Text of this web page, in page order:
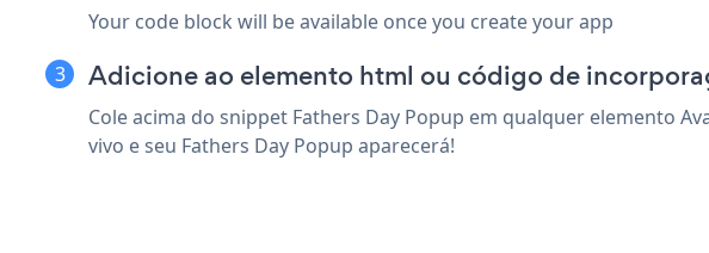
Your code block will be available once you create your app
Adicione ao elemento html ou código de
Cole acima do snippet Fathers Day Popup em qualquer elemento
vivo e seu Fathers Day Popup aparecerá!